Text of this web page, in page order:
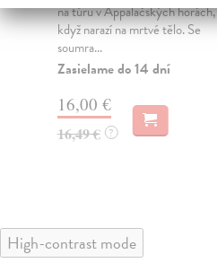
na túru v Appalačských horách,
když narazí na mrtvé tělo. Se
soumra...
Zasielame do 14 dní
16,00 €
16,49 € ?
High-contrast mode